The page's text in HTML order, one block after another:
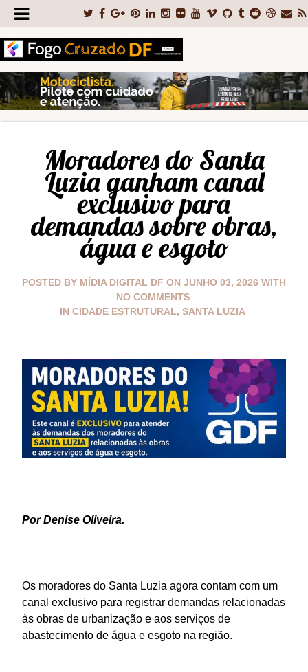
Moradores do Santa
Luzia ganham canal
exclusivo para
demandas sobre obras,
água e esgoto
POSTED BY MÍDIA DIGITAL DF ON JUNHO 03, 2026 WITH
NO COMMENTS
IN CIDADE ESTRUTURAL, SANTA LUZIA
Por Denise Oliveira.
Os moradores do Santa Luzia agora contam com um
canal exclusivo para registrar demandas relacionadas
às obras de urbanização e aos serviços de
abastecimento de água e esgoto na região.